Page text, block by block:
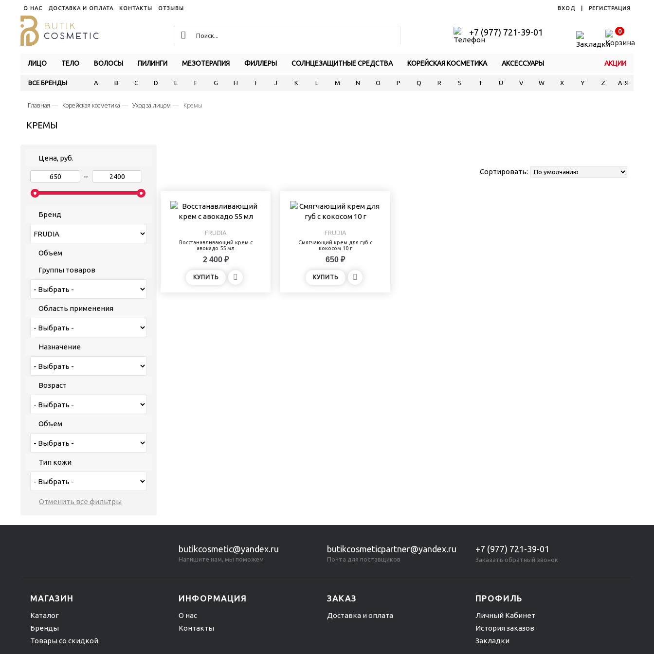
О НАС ДОСТАВКА И ОПЛАТА КОНТАКТЫ ОТЗЫВЫ ВХОД РЕГИСТРАЦИЯ
+7 (977) 721-39-01 0
ЛИЦО ТЕЛО ВОЛОСЫ ПИЛИНГИ МЕЗОТЕРАПИЯ ФИЛЛЕРЫ СОЛНЦЕЗАЩИТНЫЕ СРЕДСТВА КОРЕЙСКАЯ КОСМЕТИКА АКСЕССУАРЫ АКЦИИ
ВСЕ БРЕНДЫ A B C D E F G H I J K L M N O P Q R S T U V W X Y Z А-Я
Главная Корейская косметика Уход за лицом Кремы
КРЕМЫ
Цена, руб.
–
Бренд
Объем
Группы товаров
Область применения
Назначение
Возраст
Объем
Тип кожи
Сортировать:
FRUDIA
Восстанавливающий крем с
авокадо 55 мл
2 400 ₽
КУПИТЬ
FRUDIA
Смягчающий крем для губ с
кокосом 10 г
650 ₽
КУПИТЬ
butikcosmetic@yandex.ru
Напишите нам, мы поможем
butikcosmeticpartner@yandex.ru
Почта для поставщиков
+7 (977) 721-39-01
Заказать обратный звонок
МАГАЗИН
Каталог
Бренды
Товары со скидкой
ИНФОРМАЦИЯ
О нас
Контакты
ЗАКАЗ
Доставка и оплата
ПРОФИЛЬ
Личный Кабинет
История заказов
Закладки